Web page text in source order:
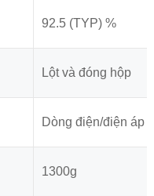
92.5 (TYP) %
Lột và đóng hộp
Dòng điện/điện áp
1300g